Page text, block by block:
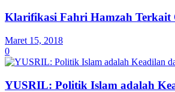
Klarifikasi Fahri Hamzah Terkait
Maret 15, 2018
0
YUSRIL: Politik Islam adalah